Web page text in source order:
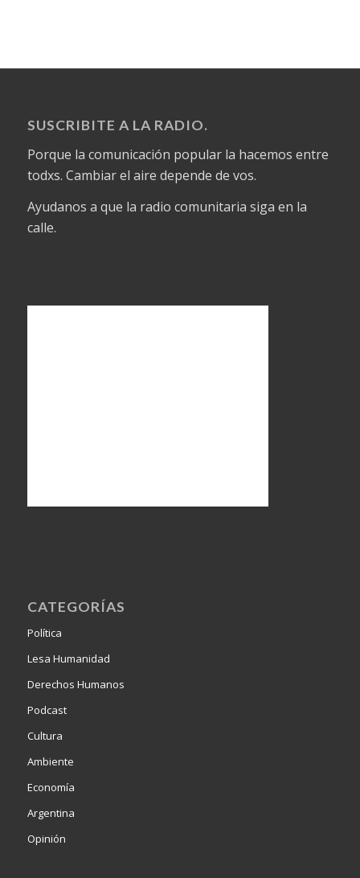
SUSCRIBITE A LA RADIO.
Porque la comunicación popular la hacemos entre
todxs. Cambiar el aire depende de vos.
Ayudanos a que la radio comunitaria siga en la
calle.
CATEGORÍAS
Política
Lesa Humanidad
Derechos Humanos
Podcast
Cultura
Ambiente
Economía
Argentina
Opinión